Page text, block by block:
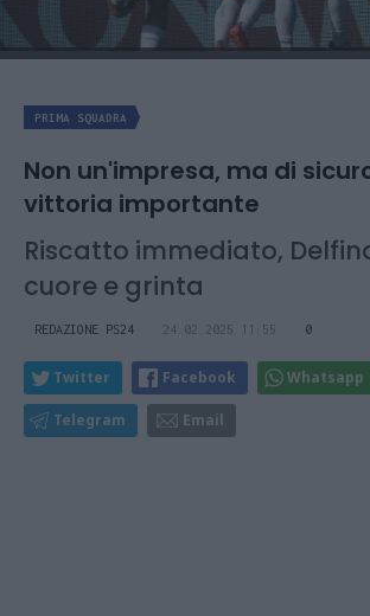
PRIMA SQUADRA
Non un'impresa, ma di
vittoria importante
Riscatto immediato,
cuore e grinta
REDAZIONE PS24 24.02.2025 11:55 0
Twitter Facebook Whatsapp
Telegram Email